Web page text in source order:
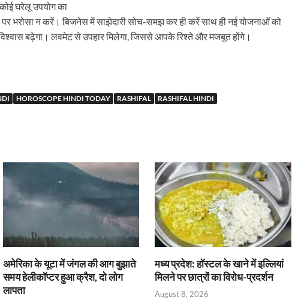
घरेलू उपयोग का
भरोसा न करें। बिजनेस में साझेदारी सोच-समझ कर ही करें साथ ही नई योजनाओं को
बढ़ेगा। लवमेट से उपहार मिलेगा, जिससे आपके रिश्ते और मजबूत होंगे।
HOROSCOPE HINDI TODAY RASHIFAL RASHIFAL HINDI
अमेरिका के यूटा में जंगल की आग बुझाते
समय हेलीकॉप्टर हुआ क्रैश, दो लोग
लापता
मध्य प्रदेश: हॉस्टल के खाने में इल्लियां
मिलने पर छात्रों का विरोध-प्रदर्शन
August 8, 2026